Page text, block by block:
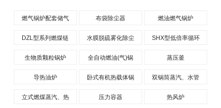
燃气锅炉配套储气 布袋除尘器 燃油燃气锅炉
DZL型系列燃煤链 水膜脱硫雾化除尘 SHX型低倍率循环
生物质颗粒锅炉 全自动燃油(气)锅 蒸压釜
导热油炉 卧式有机热载体锅 双锅筒蒸汽、水管
立式燃煤蒸汽、热 压力容器 热风炉